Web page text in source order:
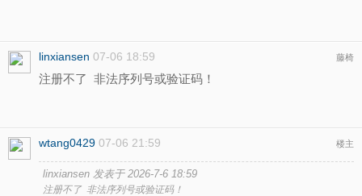
linxiansen 07-06 18:59 藤椅
注册不了 非法序列号或验证码！
wtang0429 07-06 21:59 楼主
linxiansen 发表于 2026-7-6 18:59
注册不了 非法序列号或验证码！